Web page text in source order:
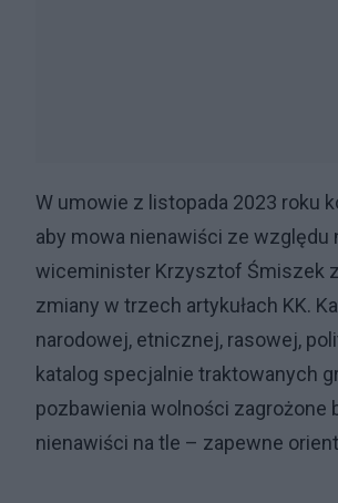
W umowie z listopada 2023 roku
aby mowa nienawiści ze względu
wiceminister Krzysztof Śmiszek
zmiany w trzech artykułach KK.
narodowej, etnicznej, rasowej,
katalog specjalnie traktowanych
pozbawienia wolności zagrożone
nienawiści na tle – zapewne